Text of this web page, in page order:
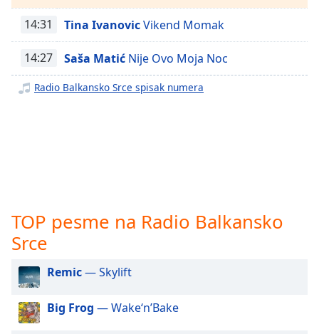
Descriptions
descriptions
selected
Subtitles
subtitles
off
selected
Audio
Track
Picture-
in-
14:31 Tina IvanovicVikend Momak
14:27 Saša Matić Nije Ovo Moja Noc
Radio Balkansko Srce spisak numera
TOP pesme na Radio Balkansko
Srce
Remic— Skylift
Big Frog — Wake‘n’Bake